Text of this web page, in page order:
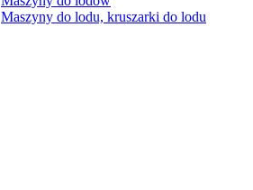
Maszyny do lodu, kruszarki do lodu